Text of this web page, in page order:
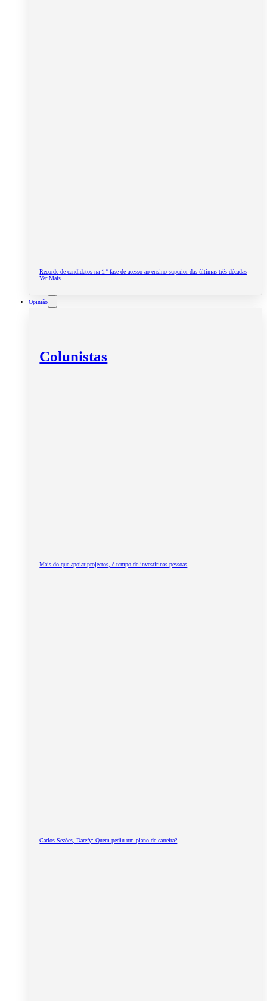
Recorde de candidatos na 1.ª fase de acesso ao ensino superior das últimas três décadas
Ver Mais
Opinião
Colunistas
Mais do que apoiar projectos, é tempo de investir nas pessoas
Carlos Sezões, Darefy: Quem pediu um plano de carreira?